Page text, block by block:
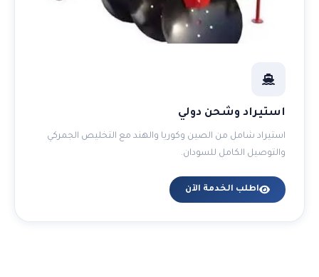
استيراد وشحن دولي
استيراد شامل من الصين وكوريا والهند مع التخليص الجمركي
والتوصيل الكامل للسودان.
اطلب الخدمة الآن